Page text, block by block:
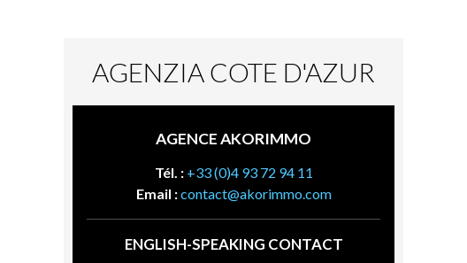
AGENZIA COTE D'AZUR
AGENCE AKORIMMO
Tél. : +33 (0)4 93 72 94 11
Email :contact@akorimmo.com
ENGLISH-SPEAKING CONTACT